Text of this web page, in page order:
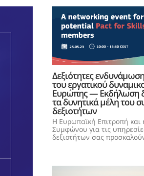
Δεξιότητες
του εργατικού
Ευρώπης — Εκδήλωση
τα δυνητικά μέλη του
δεξιοτήτων
Η Ευρωπαϊκή Επιτροπή και
Συμφώνου για τις
δεξιοτήτων σας